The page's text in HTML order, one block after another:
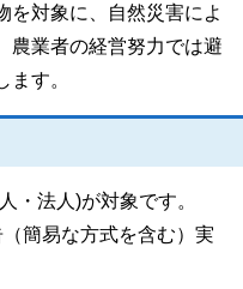
を対象に、自然災害によ
農業者の経営努力では避
す。
・法人)が対象です。
簡易な方式を含む）実